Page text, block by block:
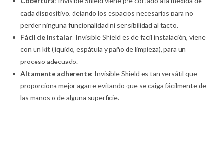
cada dispositivo, dejando los espacios necesarios para no
perder ninguna funcionalidad ni sensibilidad al tacto.
Fácil de instalar: Invisible Shield es de facil instalación, viene
con un kit (liquido, espátula y paño de limpieza), para un
proceso adecuado.
Altamente adherente: Invisible Shield es tan versátil que
proporciona mejor agarre evitando que se caiga fácilmente de
las manos o de alguna superficie.